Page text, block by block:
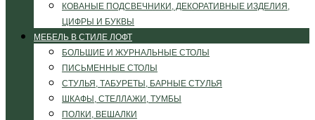
КОВАНЫЕ ПОДСВЕЧНИКИ, ДЕКОРАТИВНЫЕ ИЗДЕЛИЯ,
ЦИФРЫ И БУКВЫ
МЕБЕЛЬ В СТИЛЕ ЛОФТ
БОЛЬШИЕ И ЖУРНАЛЬНЫЕ СТОЛЫ
ПИСЬМЕННЫЕ СТОЛЫ
СТУЛЬЯ, ТАБУРЕТЫ, БАРНЫЕ СТУЛЬЯ
ШКАФЫ, СТЕЛЛАЖИ, ТУМБЫ
ПОЛКИ, ВЕШАЛКИ